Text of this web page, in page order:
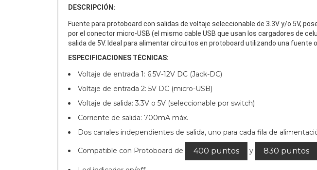
DESCRIPCIÓN:
Fuente para protoboard con salidas de voltaje seleccionable de 3.3V y/o 5V,
por el conector micro-USB (el mismo cable USB que usan los cargadores de
salida de 5V. Ideal para alimentar circuitos en protoboard utilizando una fuente
ESPECIFICACIONES TÉCNICAS:
Voltaje de entrada 1: 6.5V-12V DC (Jack-DC)
Voltaje de entrada 2: 5V DC (micro-USB)
Voltaje de salida: 3.3V o 5V (seleccionable por switch)
Corriente de salida: 700mA máx.
Dos canales independientes de salida, uno para cada fila de
Compatible con Protoboard de 400 puntos y 830 puntos